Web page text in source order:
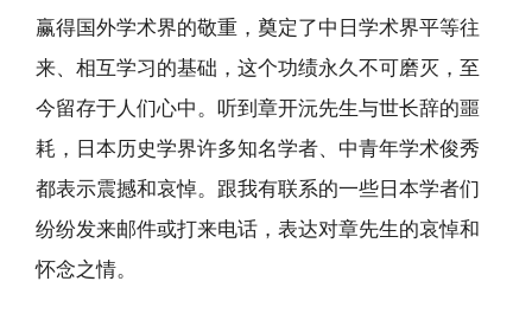
赢得国外学术界的敬重，奠定了中日学术界平等往
来、相互学习的基础，这个功绩永久不可磨灭，至
今留存于人们心中。听到章开沅先生与世长辞的噩
耗，日本历史学界许多知名学者、中青年学术俊秀
都表示震撼和哀悼。跟我有联系的一些日本学者们
纷纷发来邮件或打来电话，表达对章先生的哀悼和
怀念之情。